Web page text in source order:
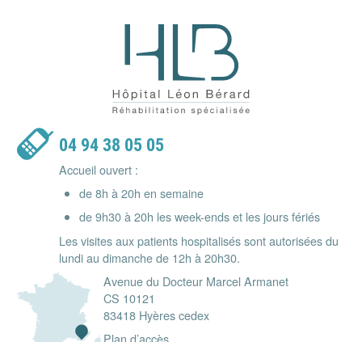
Hôpital Léon Bérard -
04 94 38 05 05
Accueil ouvert :
de 8h à 20h en semaine
de 9h30 à 20h les week-ends et les jours fériés
Les visites aux patients hospitalisés sont autorisées du
lundi au dimanche de 12h à 20h30.
Avenue du Docteur Marcel Armanet
CS 10121
83418 Hyères cedex
Plan d’accès